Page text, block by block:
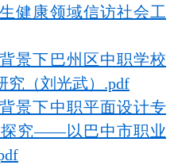
健康领域信访社会工
景下巴州区中职学校
究（刘光武）.pdf
景下中职平面设计专
探究——以巴中市职业